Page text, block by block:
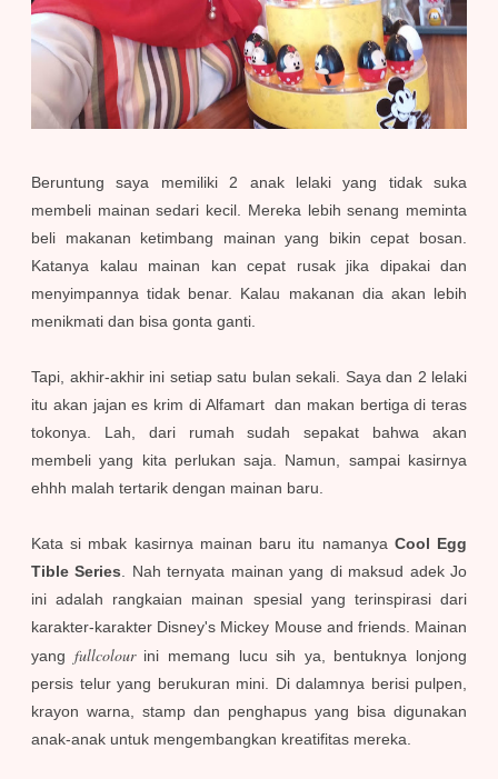
Beruntung saya memiliki 2 anak lelaki yang tidak suka
membeli mainan sedari kecil. Mereka lebih senang meminta
beli makanan ketimbang mainan yang bikin cepat bosan.
Katanya kalau mainan kan cepat rusak jika dipakai dan
menyimpannya tidak benar. Kalau makanan dia akan lebih
menikmati dan bisa gonta ganti.
Tapi, akhir-akhir ini setiap satu bulan sekali. Saya dan 2 lelaki
itu akan jajan es krim di Alfamart dan makan bertiga di teras
tokonya. Lah, dari rumah sudah sepakat bahwa akan
membeli yang kita perlukan saja. Namun, sampai kasirnya
ehhh malah tertarik dengan mainan baru.
Kata si mbak kasirnya mainan baru itu namanya Cool Egg
Tible Series . Nah ternyata mainan yang di maksud adek Jo
ini adalah rangkaian mainan spesial yang terinspirasi dari
karakter-karakter Disney's Mickey Mouse and friends. Mainan
yang fullcolourini memang lucu sih ya, bentuknya lonjong
persis telur yang berukuran mini. Di dalamnya berisi pulpen,
krayon warna, stamp dan penghapus yang bisa digunakan
anak-anak untuk mengembangkan kreatifitas mereka.